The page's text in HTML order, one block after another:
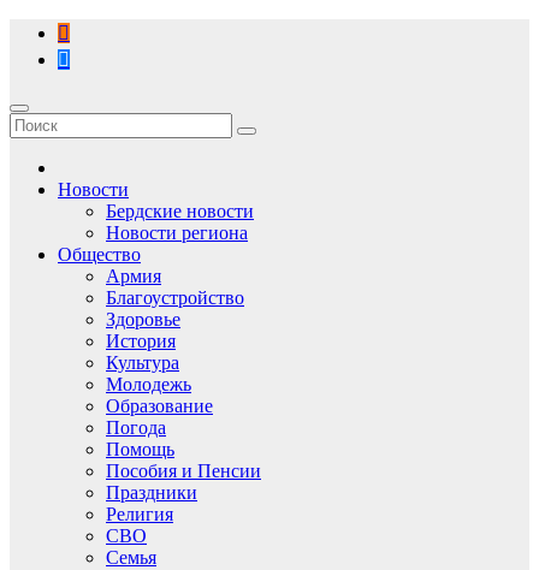
Перейти
содержимому
Новости
Бердские новости
Новости региона
Общество
Армия
Благоустройство
Здоровье
История
Культура
Молодежь
Образование
Погода
Помощь
Пособия и Пенсии
Праздники
Религия
СВО
Семья